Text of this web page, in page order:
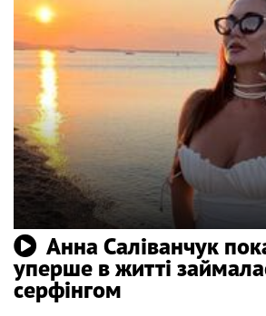
Анна Саліванчук
уперше в житті
серфінгом